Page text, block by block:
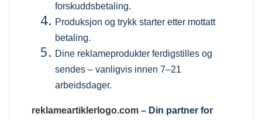
forskuddsbetaling.
Produksjon og trykk starter etter mottatt
betaling.
Dine reklameprodukter ferdigstilles og
sendes – vanligvis innen 7–21
arbeidsdager.
reklameartiklerlogo.com – Din partner for